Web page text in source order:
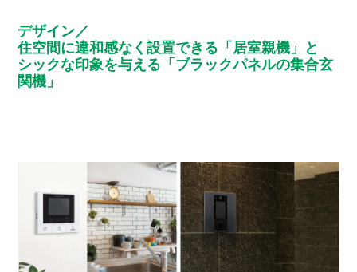
デザイン／
住空間に違和感なく設置できる「居室親機」と
シックな印象を与える「ブラックパネルの集合玄
関機」